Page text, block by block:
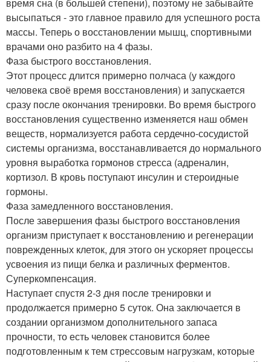
высыпаться - это главное правило для успешного роста
массы. Теперь о восстановлении мышц, спортивными
врачами оно разбито на 4 фазы.
Фаза быстрого восстановления.
Этот процесс длится примерно полчаса (у каждого
человека своё время восстановления) и запускается
сразу после окончания тренировки. Во время быстрого
восстановления существенно изменяется наш обмен
веществ, нормализуется работа сердечно-сосудистой
системы организма, восстанавливается до нормального
уровня выработка гормонов стресса (адреналин,
кортизол. В кровь поступают инсулин и стероидные
гормоны.
Фаза замедленного восстановления.
После завершения фазы быстрого восстановления
организм приступает к восстановлению и регенерации
поврежденных клеток, для этого он ускоряет процессы
усвоения из пищи белка и различных ферментов.
Суперкомпенсация.
Наступает спустя 2-3 дня после тренировки и
продолжается примерно 5 суток. Она заключается в
создании организмом дополнительного запаса
прочности, то есть человек становится более
подготовленным к тем стрессовым нагрузкам, которые